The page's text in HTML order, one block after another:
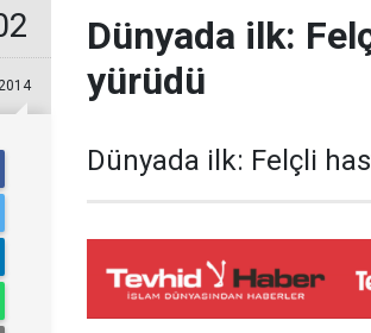
Dünyada ilk:
yürüdü
Dünyada ilk: Felçli